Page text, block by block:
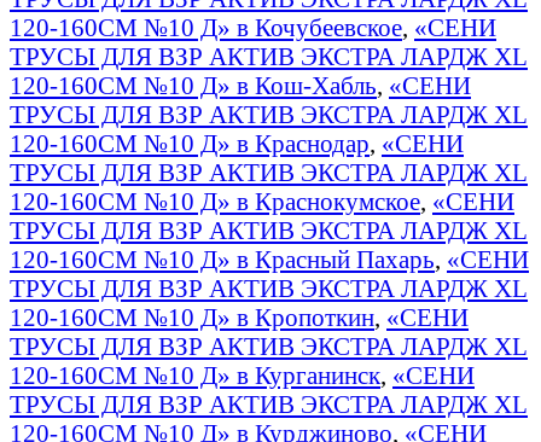
120-160СМ №10 Д» в Кочубеевское, «СЕНИ
ТРУСЫ ДЛЯ ВЗР АКТИВ ЭКСТРА ЛАРДЖ XL
120-160СМ №10 Д» в Кош-Хабль, «СЕНИ
ТРУСЫ ДЛЯ ВЗР АКТИВ ЭКСТРА ЛАРДЖ XL
120-160СМ №10 Д» в Краснодар, «СЕНИ
ТРУСЫ ДЛЯ ВЗР АКТИВ ЭКСТРА ЛАРДЖ XL
120-160СМ №10 Д» в Краснокумское, «СЕНИ
ТРУСЫ ДЛЯ ВЗР АКТИВ ЭКСТРА ЛАРДЖ XL
120-160СМ №10 Д» в Красный Пахарь, «СЕНИ
ТРУСЫ ДЛЯ ВЗР АКТИВ ЭКСТРА ЛАРДЖ XL
120-160СМ №10 Д» в Кропоткин, «СЕНИ
ТРУСЫ ДЛЯ ВЗР АКТИВ ЭКСТРА ЛАРДЖ XL
120-160СМ №10 Д» в Курганинск, «СЕНИ
ТРУСЫ ДЛЯ ВЗР АКТИВ ЭКСТРА ЛАРДЖ XL
120-160СМ №10 Д» в Курджиново, «СЕНИ